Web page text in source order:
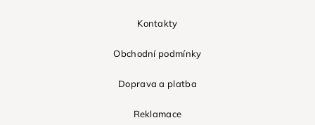
Kontakty
Obchodní podmínky
Doprava a platba
Reklamace